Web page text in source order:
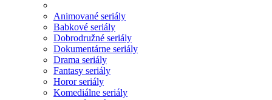
Animované seriály
Babkové seriály
Dobrodružné seriály
Dokumentárne seriály
Drama seriály
Fantasy seriály
Horor seriály
Komediálne seriály